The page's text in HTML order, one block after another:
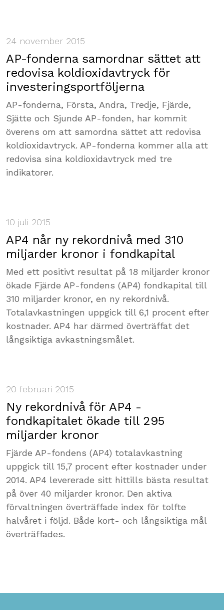
24 november 2015
AP-fonderna samordnar sättet att
redovisa koldioxidavtryck för
investeringsportföljerna
AP-fonderna, Första, Andra, Tredje, Fjärde,
Sjätte och Sjunde AP-fonden, har kommit
överens om att samordna sättet att redovisa
koldioxidavtryck. AP-fonderna kommer alla att
redovisa sina koldioxidavtryck med tre
indikatorer.
10 juli 2015
AP4 når ny rekordnivå med 310
miljarder kronor i fondkapital
Med ett positivt resultat på 18 miljarder kronor
ökade Fjärde AP-fondens (AP4) fondkapital till
310 miljarder kronor, en ny rekordnivå.
Totalavkastningen uppgick till 6,1 procent efter
kostnader. AP4 har därmed överträffat det
långsiktiga avkastningsmålet.
20 februari 2015
Ny rekordnivå för AP4 -
fondkapitalet ökade till 295
miljarder kronor
Fjärde AP-fondens (AP4) totalavkastning
uppgick till 15,7 procent efter kostnader under
2014. AP4 levererade sitt hittills bästa resultat
på över 40 miljarder kronor. Den aktiva
förvaltningen överträffade index för tolfte
halvåret i följd. Både kort- och långsiktiga mål
överträffades.